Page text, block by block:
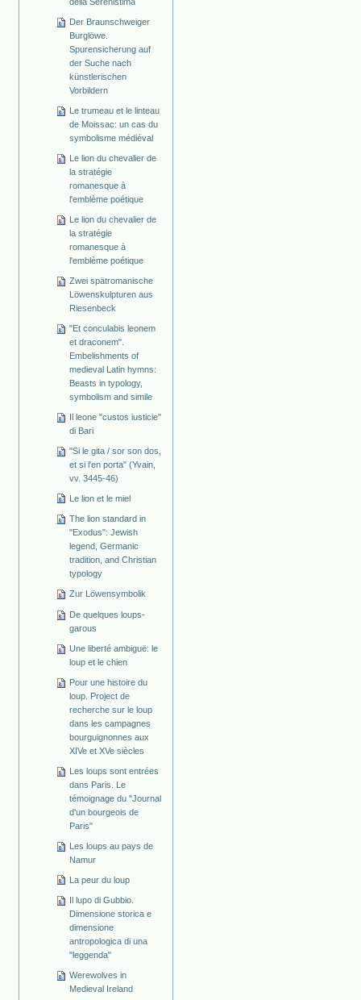
Der Braunschweiger
Burglöwe.
Spurensicherung auf
der Suche nach
künstlerischen
Vorbildern
Le trumeau et le linteau
de Moissac: un cas du
symbolisme médiéval
Le lion du chevalier de
la stratégie
romanesque à
l'emblème poétique
Le lion du chevalier de
la stratégie
romanesque à
l'emblème poétique
Zwei spätromanische
Löwenskulpturen aus
Riesenbeck
"Et conculabis leonem
et draconem".
Embelishments of
medieval Latin hymns:
Beasts in typology,
symbolism and simile
Il leone "custos iusticie"
di Bari
"Si le gita / sor son dos,
et si l'en porta" (Yvain,
vv. 3445-46)
Le lion et le miel
The lion standard in
"Exodus": Jewish
legend, Germanic
tradition, and Christian
typology
Zur Löwensymbolik
De quelques loups-
garous
Une liberté ambiguë: le
loup et le chien
Pour une histoire du
loup. Project de
recherche sur le loup
dans les campagnes
bourguignonnes aux
XIVe et XVe siècles
Les loups sont entrées
dans Paris. Le
témoignage du "Journal
d'un bourgeois de
Paris"
Les loups au pays de
Namur
La peur du loup
Il lupo di Gubbio.
Dimensione storica e
dimensione
antropologica di una
"leggenda"
Werewolves in
Medieval Ireland